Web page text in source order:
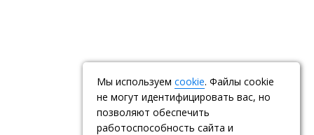
Мы используем cookie. Файлы cookie
не могут идентифицировать вас, но
позволяют обеспечить
работоспособность сайта и